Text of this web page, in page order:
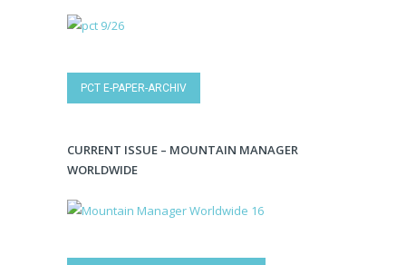
PCT E-PAPER-ARCHIV
CURRENT ISSUE – MOUNTAIN MANAGER
WORLDWIDE